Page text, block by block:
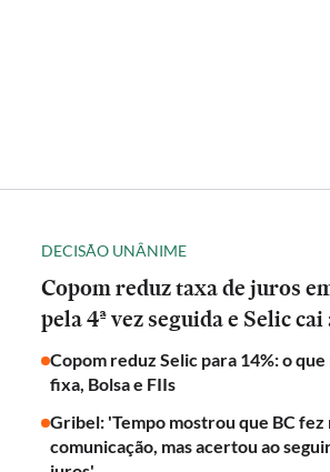
DECISÃO UNÂNIME
Copom reduz taxa de juros
pela 4ª vez seguida e Selic cai
Copom reduz Selic para 14%: o
fixa, Bolsa e FIIs
Gribel: 'Tempo mostrou que BC fez
comunicação, mas acertou ao